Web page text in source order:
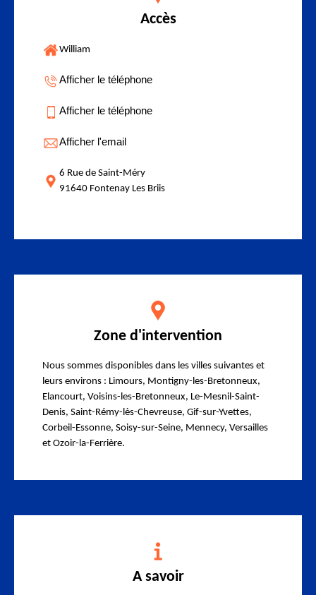
Accès
William
Afficher le téléphone
Afficher le téléphone
Afficher l'email
6 Rue de Saint-Méry
91640 Fontenay Les Briis
Zone d'intervention
Nous sommes disponibles dans les villes suivantes et
leurs environs : Limours, Montigny-les-Bretonneux,
Elancourt, Voisins-les-Bretonneux, Le-Mesnil-Saint-
Denis, Saint-Rémy-lès-Chevreuse, Gif-sur-Yvettes,
Corbeil-Essonne, Soisy-sur-Seine, Mennecy, Versailles
et Ozoir-la-Ferrière.
A savoir